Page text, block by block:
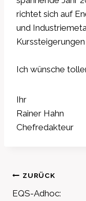
richtet sich auf
und
Kurssteigerungen
Ich wünsche
Ihr
Rainer Hahn
Chefredakteur
ZURÜCK
EQS-Adhoc: